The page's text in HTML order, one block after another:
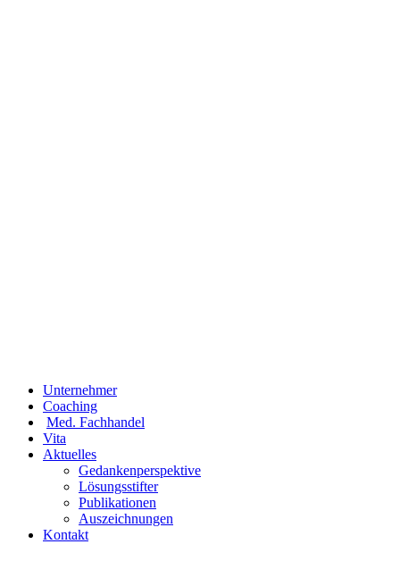
Unternehmer
Coaching
Med. Fachhandel
Vita
Aktuelles
Gedankenperspektive
Lösungsstifter
Publikationen
Auszeichnungen
Kontakt